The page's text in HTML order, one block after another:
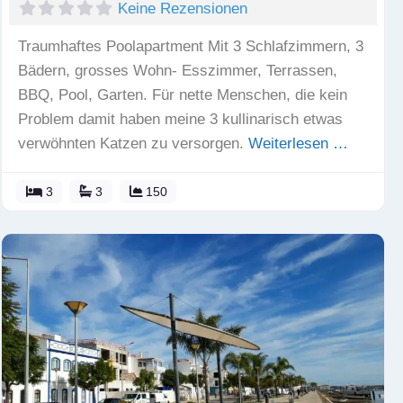
Keine Rezensionen
Traumhaftes Poolapartment Mit 3 Schlafzimmern, 3
Bädern, grosses Wohn- Esszimmer, Terrassen,
BBQ, Pool, Garten. Für nette Menschen, die kein
Problem damit haben meine 3 kullinarisch etwas
verwöhnten Katzen zu versorgen. Weiterlesen …
3 3 150